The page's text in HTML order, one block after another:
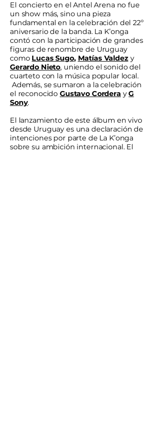
El concierto en el Antel Arena no fue
un show más, sino una pieza
fundamental en la celebración del 22º
aniversario de la banda. La K’onga
contó con la participación de grandes
figuras de renombre de Uruguay
como Lucas Sugo, Matías Valdez y
Gerardo Nieto, uniendo el sonido del
cuarteto con la música popular local.
Además, se sumaron a la celebración
el reconocido Gustavo Cordera y G
Sony.
El lanzamiento de este álbum en vivo
desde Uruguay es una declaración de
intenciones por parte de La K’onga
sobre su ambición internacional. El